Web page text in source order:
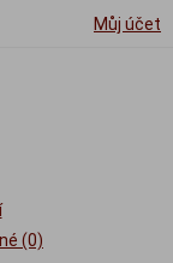
Můj účet
(0)